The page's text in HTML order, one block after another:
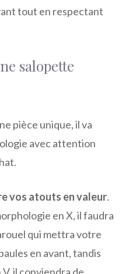
tout en respectant
salopette
pièce unique, il va
avec attention
vos atouts en valeur.
en X, il faudra
qui mettra votre
en avant, tandis